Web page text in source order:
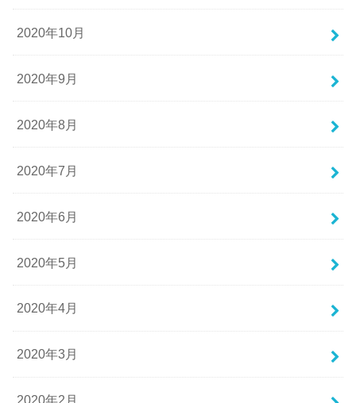
2020年10月
2020年9月
2020年8月
2020年7月
2020年6月
2020年5月
2020年4月
2020年3月
2020年2月